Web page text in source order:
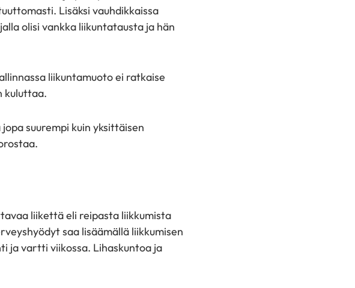
Lisäksi vauhdikkaissa
olisi vankka liikuntatausta ja hän
liikuntamuoto ei ratkaise
kuluttaa.
suurempi kuin yksittäisen
liikettä eli reipasta liikkumista
saa lisäämällä liikkumisen
ja vartti viikossa. Lihaskuntoa ja